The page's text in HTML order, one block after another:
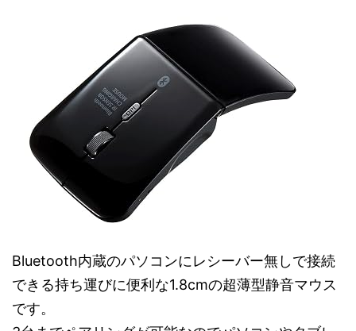
Bluetooth内蔵のパソコンにレシーバー無しで接続
できる持ち運びに便利な1.8cmの超薄型静音マウス
です。